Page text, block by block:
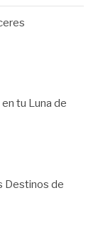
tu Luna de
Destinos de